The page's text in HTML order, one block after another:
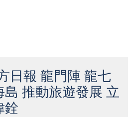
日報 龍門陣 龍七
推動旅遊發展 立
銓